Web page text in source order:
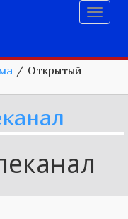
/ Открытый